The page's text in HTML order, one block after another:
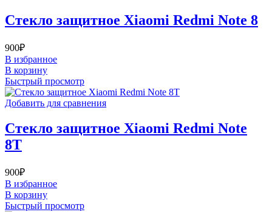
Стекло защитное Xiaomi Redmi Note 8
900₽
В избранное
В корзину
Быстрый просмотр
Добавить для сравнения
Стекло защитное Xiaomi Redmi Note
8T
900₽
В избранное
В корзину
Быстрый просмотр